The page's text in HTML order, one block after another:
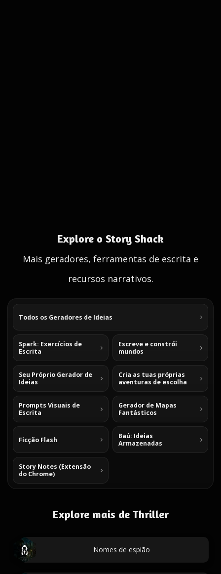
Explore o Story Shack
Mais geradores, ferramentas de escrita e
recursos narrativos.
Todos os Geradores de Ideias
Spark: Exercícios de
Escrita
Escreve e constrói
mundos
Seu Próprio Gerador de
Ideias
Cria as tuas próprias
aventuras de escolha
Prompts Visuais de
Escrita
Gerador de Mapas
Fantásticos
Ficção Flash
Baú: Ideias
Armazenadas
Story Notes (Extensão
do Chrome)
Explore mais de Thriller
Nomes de espião